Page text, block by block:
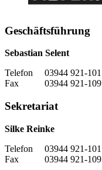
Geschäftsführung
Sebastian Selent
Telefon 03944 921-101
Fax 03944 921-109
Sekretariat
Silke Reinke
Telefon 03944 921-101
Fax 03944 921-109